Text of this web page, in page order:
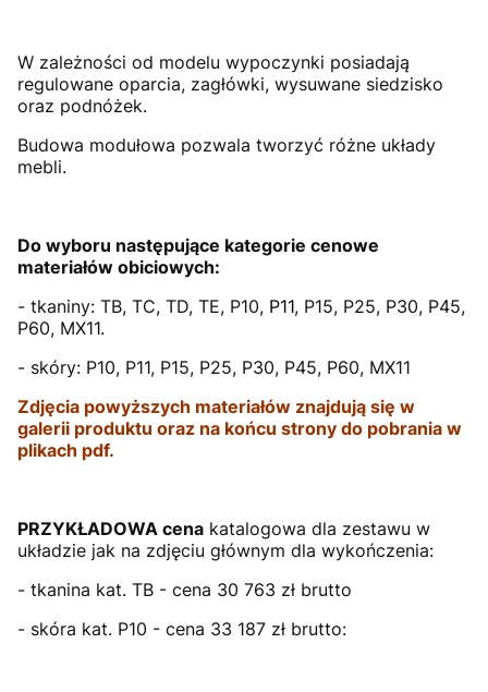
W zależności od modelu wypoczynki posiadają
regulowane oparcia, zagłówki, wysuwane siedzisko
oraz podnóżek.
Budowa modułowa pozwala tworzyć różne układy
mebli.
Do wyboru następujące kategorie cenowe
materiałów obiciowych:
- tkaniny: TB, TC, TD, TE, P10, P11, P15, P25, P30, P45,
P60, MX11.
- skóry: P10, P11, P15, P25, P30, P45, P60, MX11
Zdjęcia powyższych materiałów znajdują się w
galerii produktu oraz na końcu strony do pobrania w
plikach pdf.
PRZYKŁADOWA cena katalogowa dla zestawu w
układzie jak na zdjęciu głównym dla wykończenia:
- tkanina kat. TB - cena 30 763 zł brutto
- skóra kat. P10 - cena 33 187 zł brutto: